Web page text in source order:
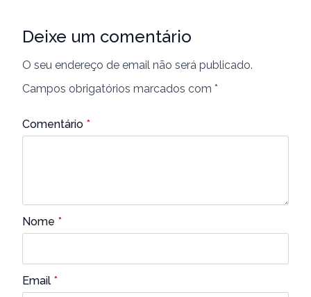
Deixe um comentário
O seu endereço de email não será publicado.
Campos obrigatórios marcados com *
Comentário *
Nome *
Email *